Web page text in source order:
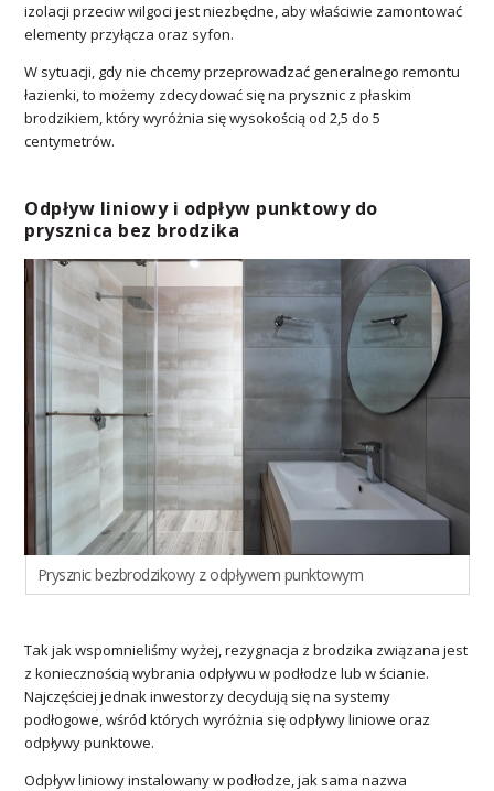
izolacji przeciw wilgoci jest niezbędne, aby właściwie zamontować
elementy przyłącza oraz syfon.
W sytuacji, gdy nie chcemy przeprowadzać generalnego remontu
łazienki, to możemy zdecydować się na prysznic z płaskim
brodzikiem, który wyróżnia się wysokością od 2,5 do 5
centymetrów.
Odpływ liniowy i odpływ punktowy do
prysznica bez brodzika
Prysznic bezbrodzikowy z odpływem punktowym
Tak jak wspomnieliśmy wyżej, rezygnacja z brodzika związana jest
z koniecznością wybrania odpływu w podłodze lub w ścianie.
Najczęściej jednak inwestorzy decydują się na systemy
podłogowe, wśród których wyróżnia się odpływy liniowe oraz
odpływy punktowe.
Odpływ liniowy instalowany w podłodze, jak sama nazwa